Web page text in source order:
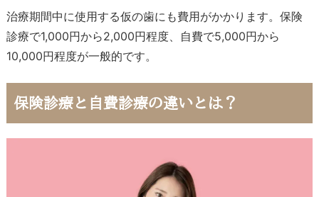
治療期間中に使用する仮の歯にも費用がかかります。保険
診療で1,000円から2,000円程度、自費で5,000円から
10,000円程度が一般的です。
保険診療と自費診療の違いとは？